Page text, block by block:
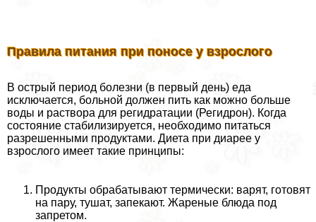
Правила питания при поносе у взрослого
В острый период болезни (в первый день) еда
исключается, больной должен пить как можно больше
воды и раствора для регидратации (Регидрон). Когда
состояние стабилизируется, необходимо питаться
разрешенными продуктами. Диета при диарее у
взрослого имеет такие принципы:
Продукты обpaбатывают термически: варят, готовят
на пару, тушат, запекают. Жареные блюда под
запретом.